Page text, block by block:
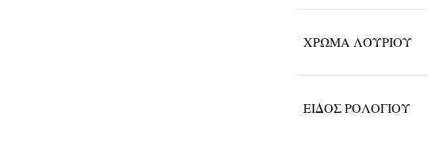
ΧΡΏΜΑ ΛΟΥΡΙΟΎ
ΕΊΔΟΣ ΡΟΛΟΓΙΟΎ